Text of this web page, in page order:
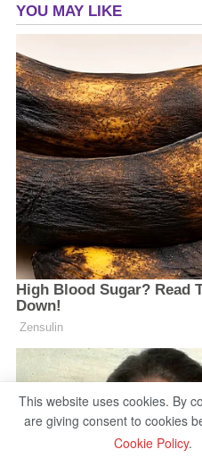
This website uses cookies. By
are giving consent to cookies
Cookie Policy.